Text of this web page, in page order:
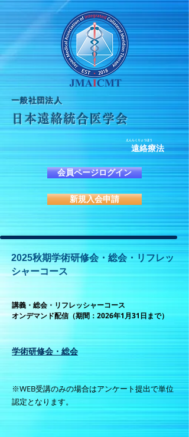
​一般社団法人
日本遠絡統合医学会
えんらくりょうほう
遠絡療法
会員ページログイン
新規入会申請
2025秋期学術研修会・総会・リフレッ
シャーコース
講義・総会・リフレッシャーコース
オンデマンド配信（期間：2026年1月31日まで）
学術研修会・総会
​※WEB受講のみの場合はアンケート提出で単位
認定となります。